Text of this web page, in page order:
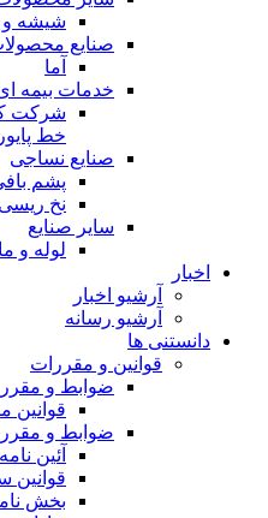
شیشه و
صنایع
آما
خدمات بیمه
شرکت
خط
صنایع نساجی
پشم
نخ
سایر صنایع
لوله و
اخبار
آرشیو اخبار
آرشیو رسانه
دانستنی ها
قوانین و مقررات
ضوابط و
قوانين
ضوابط و
آئین
قوانین
بخش